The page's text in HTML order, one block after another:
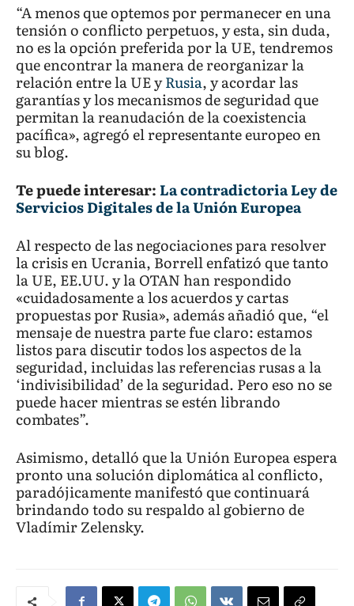
“A menos que optemos por permanecer en una
tensión o conflicto perpetuos, y esta, sin duda,
no es la opción preferida por la UE, tendremos
que encontrar la manera de reorganizar la
relación entre la UE yRusia, y acordar las
garantías y los mecanismos de seguridad que
permitan la reanudación de la coexistencia
pacífica», agregó el representante europeo en
su blog.
Te puede interesar:La contradictoria Ley de
Servicios Digitales de la Unión Europea
Al respecto de las negociaciones para resolver
la crisis en Ucrania, Borrell enfatizó que tanto
la UE, EE.UU. y la OTAN han respondido
«cuidadosamente a los acuerdos y cartas
propuestas por Rusia», además añadió que, “el
mensaje de nuestra parte fue claro: estamos
listos para discutir todos los aspectos de la
seguridad, incluidas las referencias rusas a la
‘indivisibilidad’ de la seguridad. Pero eso no se
puede hacer mientras se estén librando
combates”.
Asimismo, detalló que la Unión Europea espera
pronto una solución diplomática al conflicto,
paradójicamente manifestó que continuará
brindando todo su respaldo al gobierno de
Vladímir Zelensky.